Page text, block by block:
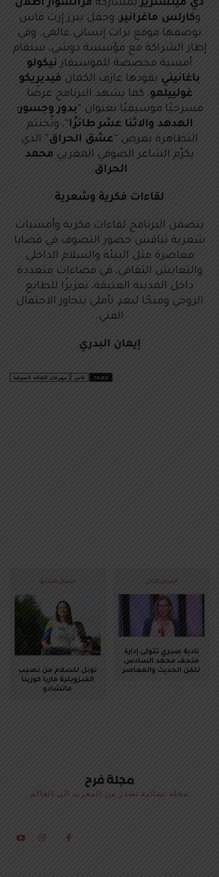
دي مينستريزبمشاركة فرانسواز أطلان
وكارلس ماغرانير، وحفل يبرز إرث فاس
بوصفها موقع تراث إنساني عالمي. وفي
إطار الشراكة مع مؤسسة دوشي، ستقام
أمسية مخصصة للموسيقار نيكولو
باغانيني يقودها عازف الكمان فيديريكو
غولييلمو. كما يشهد البرنامج عرضًا
مسرحيًا موسيقيًا بعنوان “بدور وجسور:
الهدهد والاثنا عشر طائرًا“، وتُختتم
التظاهرة بعرض “عشق الحراق” الذي
يكرّم الشاعر الصوفي المغربي محمد
الحراق.
لقاءات فكرية وشعرية
يتضمن البرنامج لقاءات فكرية وأمسيات
شعرية تناقش حضور التصوف في قضايا
معاصرة مثل البيئة والسلام الداخلي
والتعايش الثقافي، في فضاءات متعددة
داخل المدينة العتيقة، تعزيزًا للطابع
الروحي ومنحًا لبعدٍ تأملي يتجاوز الاحتفال
الفني.
إيمان البدري
TAGS فاس مهرجان الثقافة الصوفية
المقال السابق
نوبل للسلام من نصيب
الفنزويلية ماريا كورينا
ماتشادو
المقال التالي
نادية صبري تتولى إدارة
متحف محمد السادس
للفن الحديث والمعاصر
مجلة نسائية تصدر من المغرب الى العالم